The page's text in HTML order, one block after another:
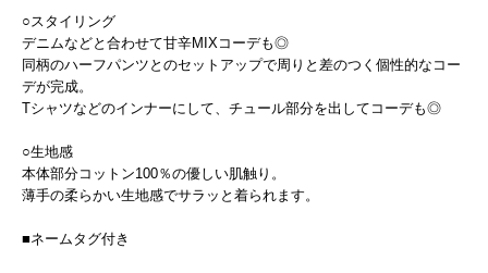
○スタイリング
デニムなどと合わせて甘辛MIXコーデも◎
同柄のハーフパンツとのセットアップで周りと差のつく個性的なコー
デが完成。
Tシャツなどのインナーにして、チュール部分を出してコーデも◎
○生地感
本体部分コットン100％の優しい肌触り。
薄手の柔らかい生地感でサラッと着られます。
■ネームタグ付き